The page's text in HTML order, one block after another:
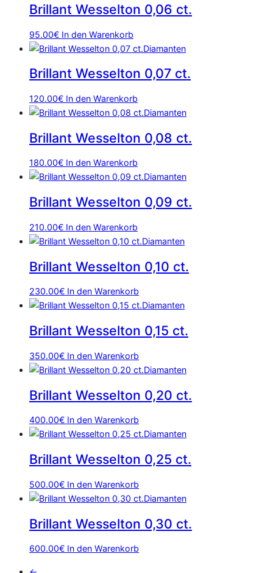
Brillant Wesselton 0,06 ct.
95.00€ In den Warenkorb
Diamanten
Brillant Wesselton 0,07 ct.
120.00€ In den Warenkorb
Diamanten
Brillant Wesselton 0,08 ct.
180.00€ In den Warenkorb
Diamanten
Brillant Wesselton 0,09 ct.
210.00€ In den Warenkorb
Diamanten
Brillant Wesselton 0,10 ct.
230.00€ In den Warenkorb
Diamanten
Brillant Wesselton 0,15 ct.
350.00€ In den Warenkorb
Diamanten
Brillant Wesselton 0,20 ct.
400.00€ In den Warenkorb
Diamanten
Brillant Wesselton 0,25 ct.
500.00€ In den Warenkorb
Diamanten
Brillant Wesselton 0,30 ct.
600.00€ In den Warenkorb